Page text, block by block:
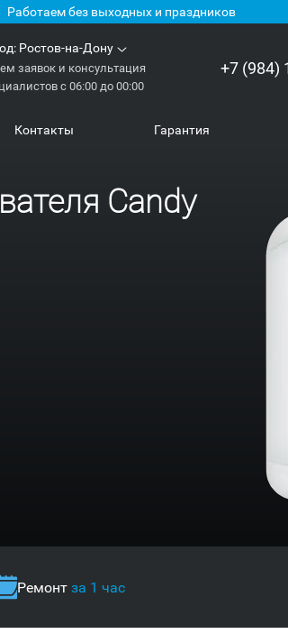
Работаем без выходных и праздников
Ростов-на-Дону
заявок и консультация
с 06:00 до 00:00
+7 (984)
Контакты Гарантия
Candy
Ремонт за 1 час